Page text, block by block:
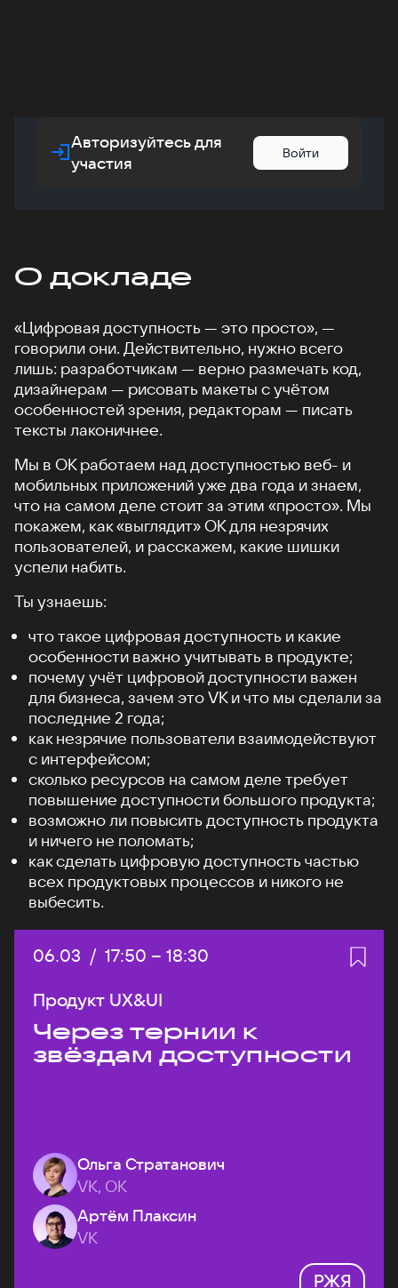
Авторизуйтесь для
участия
Войти
О докладе
«Цифровая доступность — это просто», —
говорили они. Действительно, нужно всего
лишь: разработчикам — верно размечать код,
дизайнерам — рисовать макеты с учётом
особенностей зрения, редакторам — писать
тексты лаконичнее.
Мы в ОК работаем над доступностью веб- и
мобильных приложений уже два года и знаем,
что на самом деле стоит за этим «просто». Мы
покажем, как «выглядит» ОК для незрячих
пользователей, и расскажем, какие шишки
успели набить.
Ты узнаешь:
что такое цифровая доступность и какие
особенности важно учитывать в продукте;
почему учёт цифровой доступности важен
для бизнеса, зачем это VK и что мы сделали за
последние 2 года;
как незрячие пользователи взаимодействуют
с интерфейсом;
сколько ресурсов на самом деле требует
повышение доступности большого продукта;
возможно ли повысить доступность продукта
и ничего не поломать;
как сделать цифровую доступность частью
всех продуктовых процессов и никого не
выбесить.
Дата:
06.03 / Начало:
17:50 – Конец:
18:30
Продукт UX&UI
Через тернии к
звёздам доступности
Ольга Стратанович
VK, ОК
Артём Плаксин
VK
РЖЯ